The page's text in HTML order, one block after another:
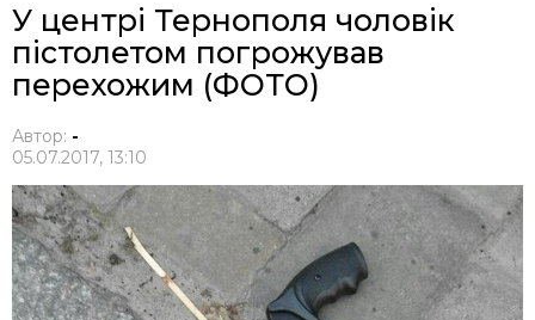
У центрі Тернополя чоловік
пістолетом погрожував
перехожим (ФОТО)
Автор: -
05.07.2017, 13:10